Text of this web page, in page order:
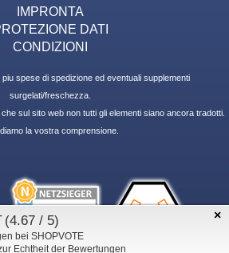
IMPRONTA
DATI
CONDIZIONI
spese di spedizione ed eventuali supplementi
surgelati/freschezza.
sul sito web non tutti gli elementi siano ancora tradotti.
la vostra comprensione.
×
(4.67 / 5)
bei SHOPVOTE
Echtheit der Bewertungen